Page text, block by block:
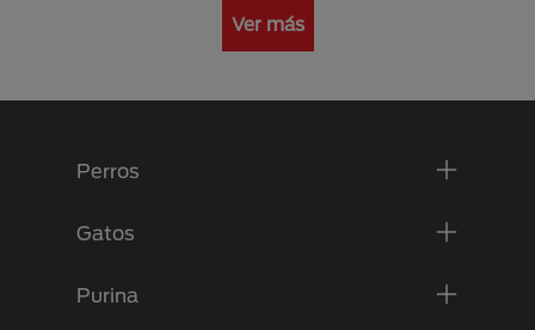
Ver más
Perros
Gatos
Purina